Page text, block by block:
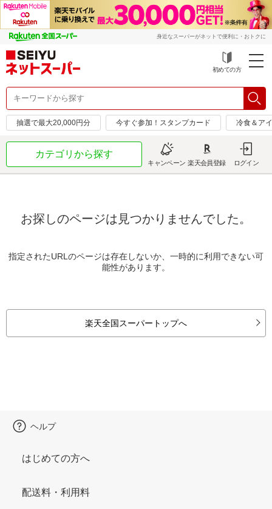
身近なスーパーがネットで便利に・おトクに
初めての方
抽選で最大20,000円分 今すぐ参加！スタンプカード 冷食＆ア
カテゴリから探す
キャンペーン 楽天会員登録 ログイン
お探しのページは見つかりませんでした。
指定されたURLのページは存在しないか、一時的に利用できない可
能性があります。
楽天全国スーパートップへ
ヘルプ
はじめての方へ
配送料・利用料